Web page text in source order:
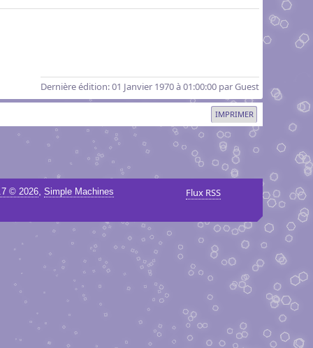
Dernière édition: 01 Janvier 1970 à 01:00:00 par Guest
IMPRIMER
© 2026 ,Simple Machines Flux RSS